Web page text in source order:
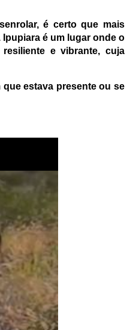
é certo que mais
é um lugar onde o
e vibrante, cuja
estava presente ou se